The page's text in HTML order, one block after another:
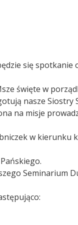
się spotkanie
święte w
nasze Siostry
na misje
w kierunku
Seminarium